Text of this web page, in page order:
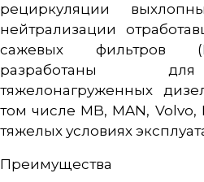
рециркуляции
нейтрализации
сажевых фильтров
разработаны
тяжелонагруженных
том числе MB, MAN,
тяжелых условиях
Преимущества